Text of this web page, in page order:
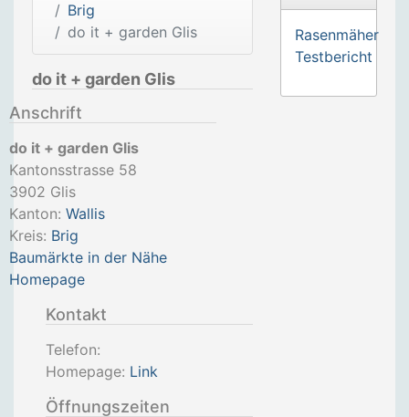
Brig
do it + garden Glis
do it + garden Glis
Anschrift
do it + garden Glis
Kantonsstrasse 58
3902 Glis
Kanton: Wallis
Kreis: Brig
Baumärkte in der Nähe
Homepage
Kontakt
Telefon:
Homepage: Link
Öffnungszeiten
Rasenmäher
Testbericht